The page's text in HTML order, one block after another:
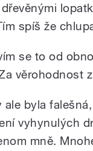
spíš že
se to od
věrohodnost
ale byla
vyhynulých
mně.